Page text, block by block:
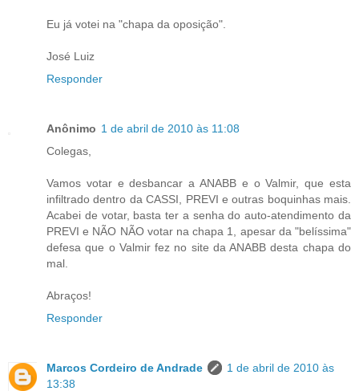
Eu já votei na "chapa da oposição".
José Luiz
Responder
Anônimo 1 de abril de 2010 às 11:08
Colegas,
Vamos votar e desbancar a ANABB e o Valmir, que esta
infiltrado dentro da CASSI, PREVI e outras boquinhas mais.
Acabei de votar, basta ter a senha do auto-atendimento da
PREVI e NÃO NÃO votar na chapa 1, apesar da "belíssima"
defesa que o Valmir fez no site da ANABB desta chapa do
mal.
Abraços!
Responder
Marcos Cordeiro de Andrade
1 de abril de 2010 às
13:38